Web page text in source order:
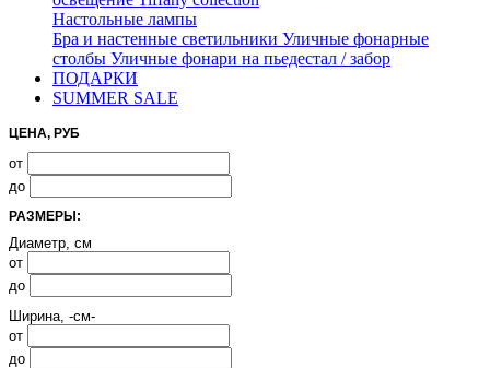
Настольные лампы
Бра и настенные светильники Уличные фонарные
столбы Уличные фонари на пьедестал / забор
ПОДАРКИ
SUMMER SALE
ЦЕНА, РУБ
от
до
РАЗМЕРЫ:
Диаметр, см
от
до
Ширина, -см-
от
до